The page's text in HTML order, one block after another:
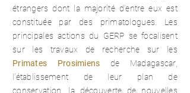
étrangers dont la majorité d’entre eux est
constituée par des primatologues. Les
principales actions du GERP se focalisent
sur les travaux de recherche sur les
Primates Prosimiens de Madagascar,
l’établissement de leur plan de
conservation, la découverte de nouvelles